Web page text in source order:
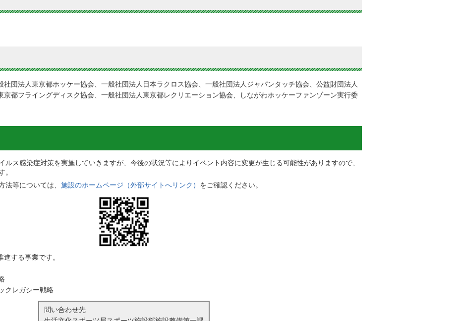
団法人東京都ホッケー協会、一般社団法人日本ラクロス協会、一般社団法人ジャパンタッチ協会、公益財団法人
都フライングディスク協会、一般社団法人東京都レクリエーション協会、しながわホッケーファンゾーン実行委
ルス感染症対策を実施していきますが、今後の状況等によりイベント内容に変更が生じる可能性がありますので、
。
法等については、 施設のホームページ（外部サイトへリンク） をご確認ください。
進する事業です。
クレガシー戦略
問い合わせ先